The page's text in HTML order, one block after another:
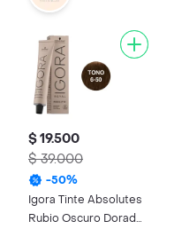
$ 19.500
$ 39.000
-50%
Igora Tinte Absolutes
Rubio Oscuro Dorado